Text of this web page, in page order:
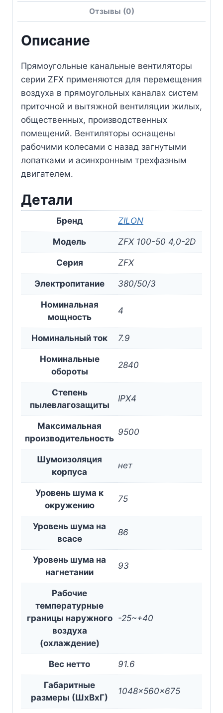
Отзывы (0)
Описание
Прямоугольные канальные вентиляторы
серии ZFX применяются для перемещения
воздуха в прямоугольных каналах систем
приточной и вытяжной вентиляции жилых,
общественных, производственных
помещений. Вентиляторы оснащены
рабочими колесами с назад загнутыми
лопатками и асинхронным трехфазным
двигателем.
Детали
Бренд ZILON
Модель ZFX 100-50 4,0-2D
Серия ZFX
Электропитание 380/50/3
Номинальная
мощность
4
Номинальный ток 7.9
Номинальные
обороты
2840
Степень
пылевлагозащиты
IPX4
Максимальная
производительность
9500
Шумоизоляция
корпуса
нет
Уровень шума к
окружению
75
Уровень шума на
всасе
86
Уровень шума на
нагнетании
93
Рабочие
температурные
границы наружного
воздуха
(охлаждение)
-25~+40
Вес нетто 91.6
Габаритные
размеры (ШxВxГ)
1048x560x675